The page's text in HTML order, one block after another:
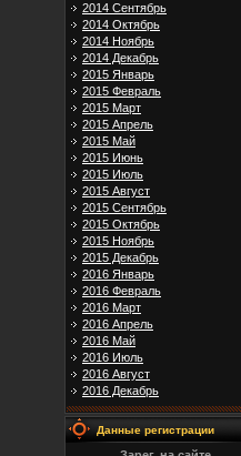
2014 Сентябрь
2014 Октябрь
2014 Ноябрь
2014 Декабрь
2015 Январь
2015 Февраль
2015 Март
2015 Апрель
2015 Май
2015 Июнь
2015 Июль
2015 Август
2015 Сентябрь
2015 Октябрь
2015 Ноябрь
2015 Декабрь
2016 Январь
2016 Февраль
2016 Март
2016 Апрель
2016 Май
2016 Июль
2016 Август
2016 Декабрь
Данные регистрации